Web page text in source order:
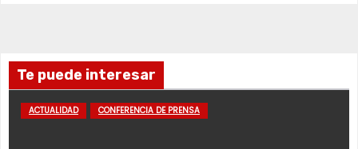
Te puede interesar
ACTUALIDAD CONFERENCIA DE PRENSA